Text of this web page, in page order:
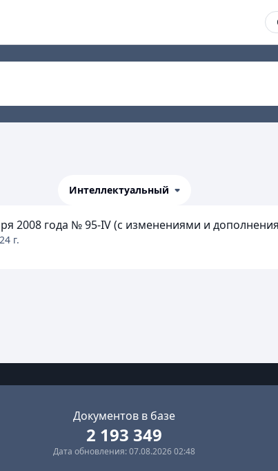
Интеллектуальный
2008 года № 95-IV (с изменениями и
г.
Документов в базе
2 193 349
Дата обновления: 07.08.2026 02:48